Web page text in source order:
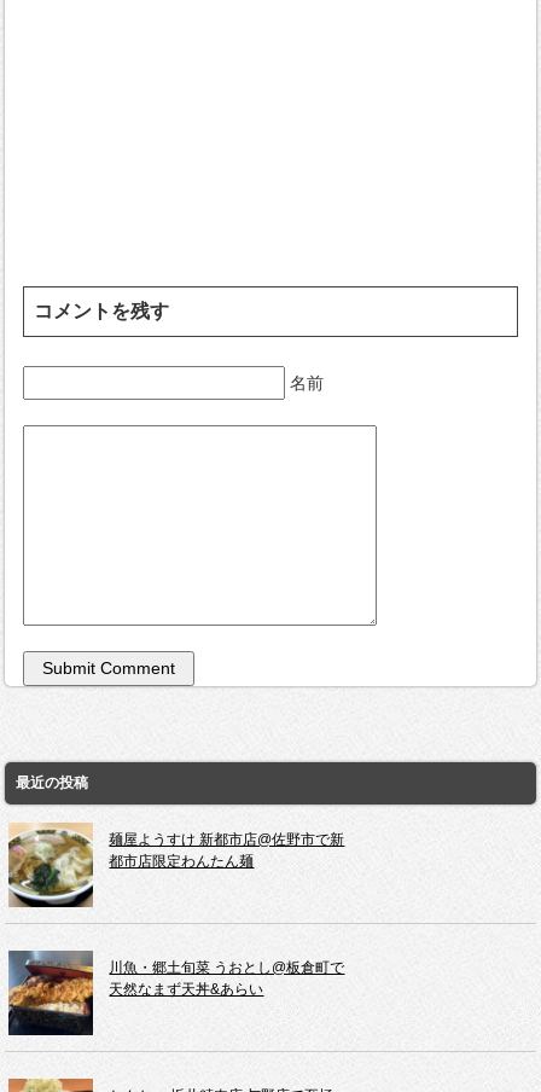
コメントを残す
名前
最近の投稿
麺屋ようすけ 新都市店@佐野市で新
都市店限定わんたん麺
川魚・郷土旬菜 うおとし@板倉町で
天然なまず天丼&あらい